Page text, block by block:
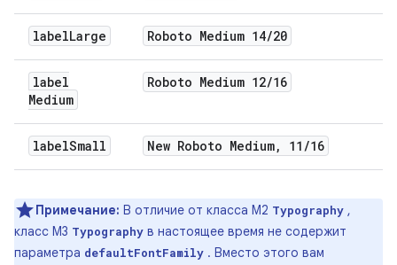
labelLarge Roboto Medium 14/20
label
Medium
Roboto Medium 12/16
labelSmall New Roboto Medium, 11 /16
Примечание: В отличие от класса M2 Typography ,
класс M3 Typography в настоящее время не содержит
параметра defaultFontFamily . Вместо этого вам